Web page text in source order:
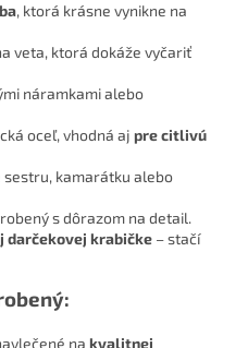
, ktorá krásne vynikne na
veta, ktorá dokáže vyčariť
náramkami alebo
oceľ, vhodná aj pre citlivú
sestru, kamarátku alebo
s dôrazom na detail.
darčekovej krabičke – stačí
na kvalitnej